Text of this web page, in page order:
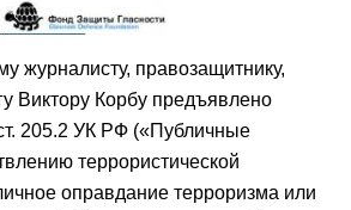
журналисту, правозащитнику,
Виктору Корбу предъявлено
205.2 УК РФ («Публичные
террористической
оправдание терроризма или